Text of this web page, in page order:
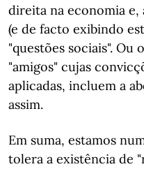
direita na economia
(e de facto exibindo
"questões sociais". Ou
"amigos" cujas
aplicadas, incluem a
assim.
Em suma, estamos
tolera a existência de